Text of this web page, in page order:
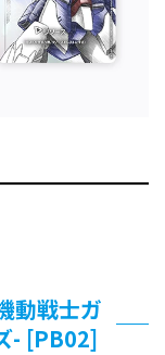
動戦士ガ
- [PB02]​